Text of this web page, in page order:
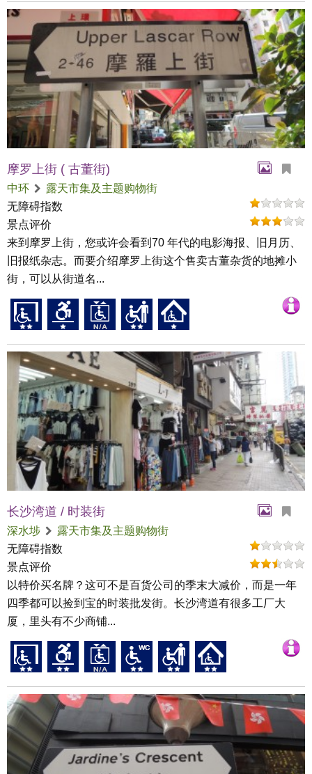
摩罗上街 ( 古董街)
中环
露天市集及主题购物街
无障碍指数
景点评价
来到摩罗上街，您或许会看到70 年代的电影海报、旧月历、
旧报纸杂志。而要介绍摩罗上街这个售卖古董杂货的地摊小
街，可以从街道名...
长沙湾道 / 时装街
深水埗
露天市集及主题购物街
无障碍指数
景点评价
以特价买名牌？这可不是百货公司的季末大减价，而是一年
四季都可以捡到宝的时装批发街。长沙湾道有很多工厂大
厦，里头有不少商铺...